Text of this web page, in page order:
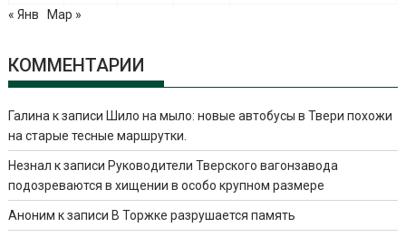
« Янв
Мар »
КОММЕНТАРИИ
Галинак записи Шило на мыло: новые автобусы в Твери похожи
на старые тесные маршрутки.
Незнал к записи Руководители Тверского вагонзавода
подозреваются в хищении в особо крупном размере
Аноним к записи В Торжке разрушается память